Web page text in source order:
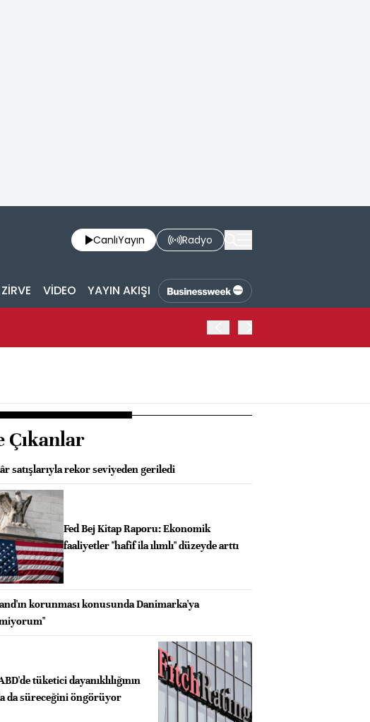
CanlıYayın Radyo
ZİRVE VİDEO YAYIN AKIŞI
Çıkanlar
satışlarıyla rekor seviyeden geriledi
Fed Bej Kitap Raporu: Ekonomik
faaliyetler "hafif ila ılımlı" düzeyde arttı
korunması konusunda Danimarka'ya
tüketici dayanıklılığının
da süreceğini öngörüyor